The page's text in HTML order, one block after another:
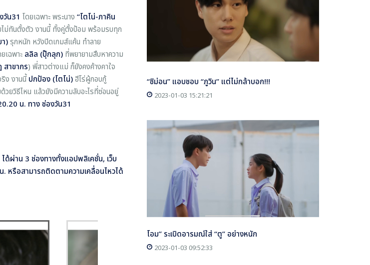
วัน31 โดยเฉพาะ พระนาง “โตโน่-ภาคิน
ม่ทันตั้งตัว งานนี้ ทั้งคู่ตั้งป้อม พร้อมรบทุก
)รุกหนัก หวังปิดเกมส์แค้น ทำลาย
เฉพาะ ลลิล (ปุ๊กลุก) ที่พยายามสืบหาความ
าขากร) พี่สาวต่างแม่ ก็ยังคงค้างคาใจ
ง งานนี้ ปกป้อง (โตโน่)ฮีโร่ผู้กอบกู้
วยวิธีไหน แล้วยังมีความลับอะไรที่ซ่อนอยู่
น. ทาง ช่องวัน31
ผ่าน 3 ช่องทางทั้งแอปพลิเคชั่น, เว็บ
หรือสามารถติดตามความเคลื่อนไหวได้
“ชิม่อน” แอบชอบ “ภูวิน” แต่ไม่กล้าบอก!!!
2023-01-03 15:21:21
โอม” ระเบิดอารมณ์ใส่ “ตู” อย่างหนัก
2023-01-03 09:52:33